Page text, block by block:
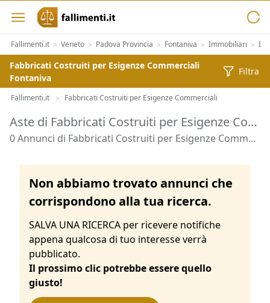
Fallimenti.it > Veneto > Padova Provincia > Fontaniva > Immobiliari >
Fabbricati Costruiti per Esigenze Commerciali
Fontaniva
Filtra
Fallimenti.it > Fabbricati Costruiti per Esigenze Commerciali
Aste di Fabbricati Costruiti per Esigenze Commerciali Fontaniva
0 Annunci di Fabbricati Costruiti per Esigenze Commerciali - Fontaniva
Non abbiamo trovato annunci che
corrispondono alla tua ricerca.
SALVA UNA RICERCA per ricevere notifiche
appena qualcosa di tuo interesse verrà
pubblicato.
Il prossimo clic potrebbe essere quello
giusto!